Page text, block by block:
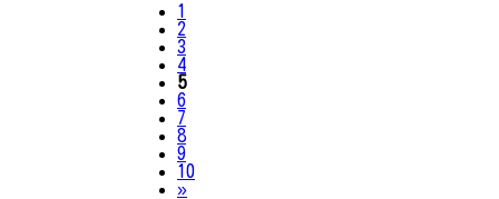
1
2
3
4
5
6
7
8
9
10
»Next